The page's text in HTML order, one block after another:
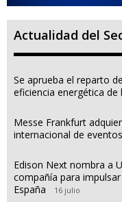
Actualidad del
Se aprueba el reparto
eficiencia energética
Messe Frankfurt
internacional de
Edison Next nombra a
compañía para
España
16 julio